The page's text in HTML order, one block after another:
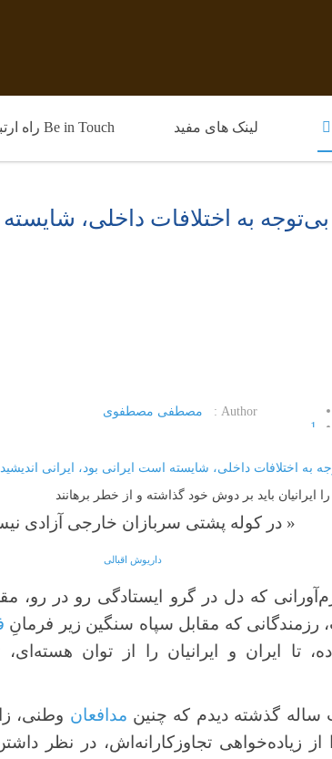
لینک های مفید Be in Touch راه ارتباط
به اختلافات داخلی،
1
3
4
Author : مصطفی مصطفوی
را ایرانیان باید بر دوش خود گذاشته و از خطر برهانند
« در کوله پشتی سربازان خارجی آزادی
داریوش اقبالی
که دل در گرو ایستادگی رو در رو،
رزمندگانی که مقابل سپاه سنگین زیر فرمانِ
تا ایران و ایرانیان را از توان
گذشته دیدم که چنین مدافعان وطنی،
از زیاده‌خواهی تجاوزکارانه‌اش، در نظر